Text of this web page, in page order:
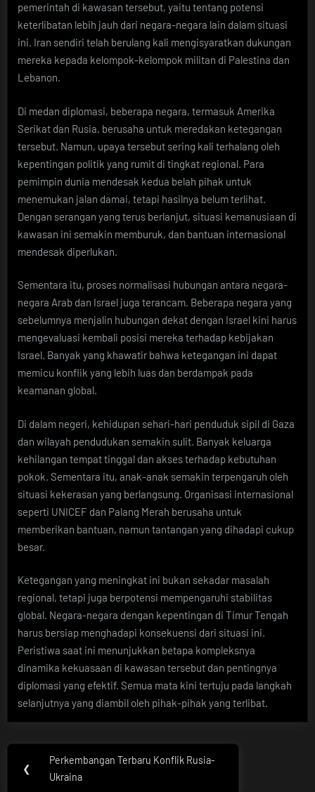
pemerintah di kawasan tersebut, yaitu tentang potensi
keterlibatan lebih jauh dari negara-negara lain dalam situasi
ini. Iran sendiri telah berulang kali mengisyaratkan dukungan
mereka kepada kelompok-kelompok militan di Palestina dan
Lebanon.
Di medan diplomasi, beberapa negara, termasuk Amerika
Serikat dan Rusia, berusaha untuk meredakan ketegangan
tersebut. Namun, upaya tersebut sering kali terhalang oleh
kepentingan politik yang rumit di tingkat regional. Para
pemimpin dunia mendesak kedua belah pihak untuk
menemukan jalan damai, tetapi hasilnya belum terlihat.
Dengan serangan yang terus berlanjut, situasi kemanusiaan di
kawasan ini semakin memburuk, dan bantuan internasional
mendesak diperlukan.
Sementara itu, proses normalisasi hubungan antara negara-
negara Arab dan Israel juga terancam. Beberapa negara yang
sebelumnya menjalin hubungan dekat dengan Israel kini harus
mengevaluasi kembali posisi mereka terhadap kebijakan
Israel. Banyak yang khawatir bahwa ketegangan ini dapat
memicu konflik yang lebih luas dan berdampak pada
keamanan global.
Di dalam negeri, kehidupan sehari-hari penduduk sipil di Gaza
dan wilayah pendudukan semakin sulit. Banyak keluarga
kehilangan tempat tinggal dan akses terhadap kebutuhan
pokok. Sementara itu, anak-anak semakin terpengaruh oleh
situasi kekerasan yang berlangsung. Organisasi internasional
seperti UNICEF dan Palang Merah berusaha untuk
memberikan bantuan, namun tantangan yang dihadapi cukup
besar.
Ketegangan yang meningkat ini bukan sekadar masalah
regional, tetapi juga berpotensi mempengaruhi stabilitas
global. Negara-negara dengan kepentingan di Timur Tengah
harus bersiap menghadapi konsekuensi dari situasi ini.
Peristiwa saat ini menunjukkan betapa kompleksnya
dinamika kekuasaan di kawasan tersebut dan pentingnya
diplomasi yang efektif. Semua mata kini tertuju pada langkah
selanjutnya yang diambil oleh pihak-pihak yang terlibat.
Post
navigation
❮
Previous
Post:
Perkembangan Terbaru Konflik Rusia-
Ukraina